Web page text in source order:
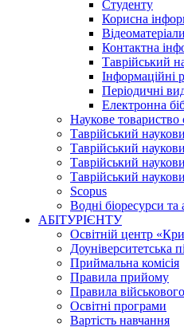
Студенту
Корисна
Відеоматеріали
Контактна
Таврійський
Інформаційні
Періодичні
Електронна
Наукове товариство
Таврійський
Таврійський
Таврійський
Таврійський
Scopus
Водні біоресурси та
АБІТУРІЄНТУ
Освітній центр
Доуніверситетська
Приймальна комісія
Правила прийому
Правила
Освітні програми
Вартість навчання